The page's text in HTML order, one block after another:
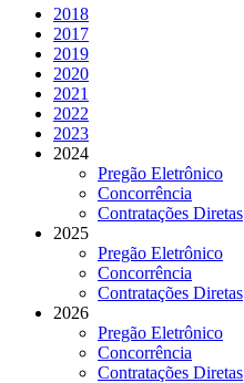
2018
2017
2019
2020
2021
2022
2023
2024
Pregão Eletrônico
Concorrência
Contratações Diretas
2025
Pregão Eletrônico
Concorrência
Contratações Diretas
2026
Pregão Eletrônico
Concorrência
Contratações Diretas